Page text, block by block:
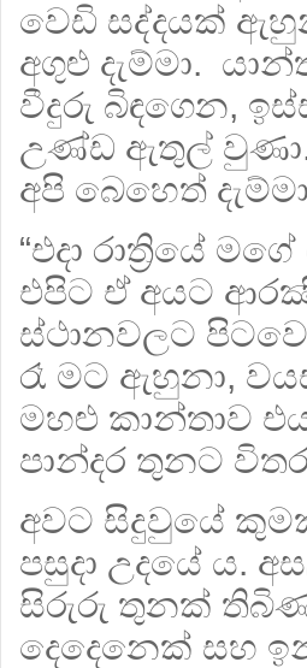
වෙඩි සද්දයක්
අගුළු දැම්මා.
වීදුරු බිඳගෙන,
උණ්ඩ ඇතුල්
අපි බෙහෙත්
“එදා රාත්‍රියේ
එපිට ඒ අයට
ස්ථානවලට
රෑ මට ඇහුනා,
මහළු කාන්තාව
පාන්දර තුනට
අවට සිදුවුයේ
පසුදා උදයේ ය.
සිරුරු තුනක්
දෙදෙනෙක් සහ